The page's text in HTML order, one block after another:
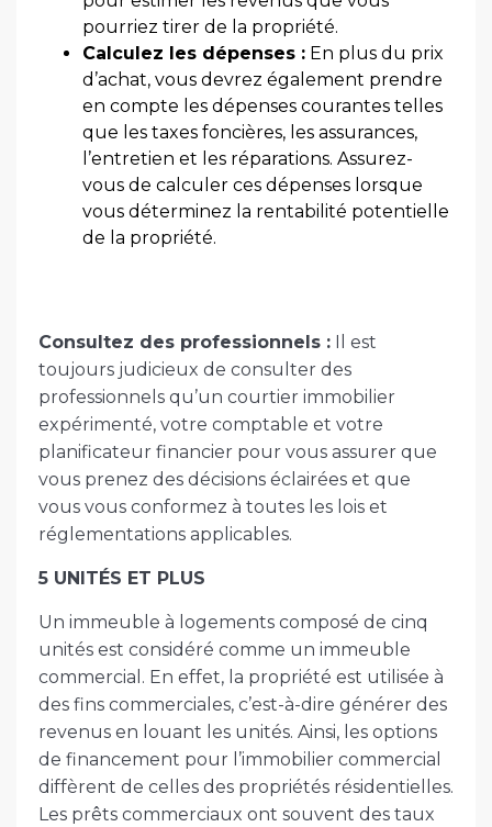
pourriez tirer de la propriété.
Calculez les dépenses : En plus du prix
d’achat, vous devrez également prendre
en compte les dépenses courantes telles
que les taxes foncières, les assurances,
l’entretien et les réparations. Assurez-
vous de calculer ces dépenses lorsque
vous déterminez la rentabilité potentielle
de la propriété.
Consultez des professionnels : Il est
toujours judicieux de consulter des
professionnels qu’un courtier immobilier
expérimenté, votre comptable et votre
planificateur financier pour vous assurer que
vous prenez des décisions éclairées et que
vous vous conformez à toutes les lois et
réglementations applicables.
5 UNITÉS ET PLUS
Un immeuble à logements composé de cinq
unités est considéré comme un immeuble
commercial. En effet, la propriété est utilisée à
des fins commerciales, c’est-à-dire générer des
revenus en louant les unités. Ainsi, les options
de financement pour l’immobilier commercial
diffèrent de celles des propriétés résidentielles.
Les prêts commerciaux ont souvent des taux